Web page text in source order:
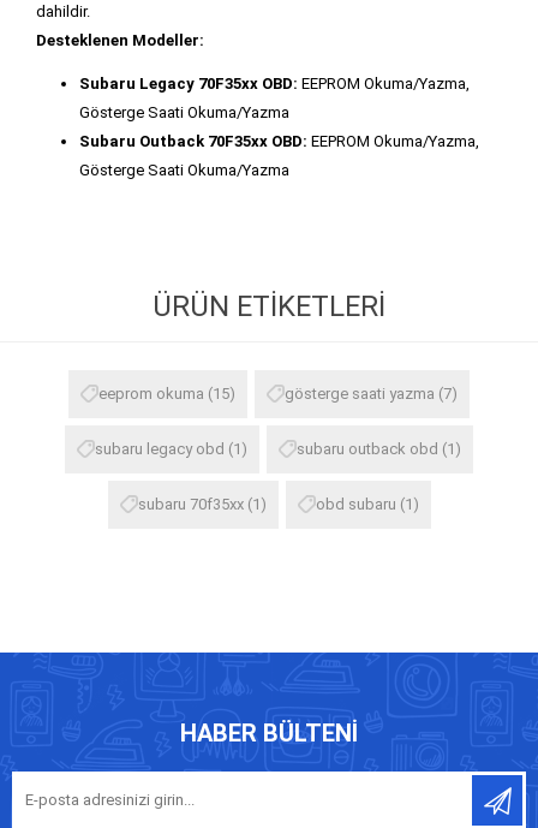
dahildir.
Desteklenen Modeller:
Subaru Legacy 70F35xx OBD: EEPROM Okuma/Yazma,
Gösterge Saati Okuma/Yazma
Subaru Outback 70F35xx OBD: EEPROM Okuma/Yazma,
Gösterge Saati Okuma/Yazma
ÜRÜN ETIKETLERI
eeprom okuma (15) gösterge saati yazma (7)
subaru legacy obd (1) subaru outback obd (1)
subaru 70f35xx (1) obd subaru (1)
HABER BÜLTENI